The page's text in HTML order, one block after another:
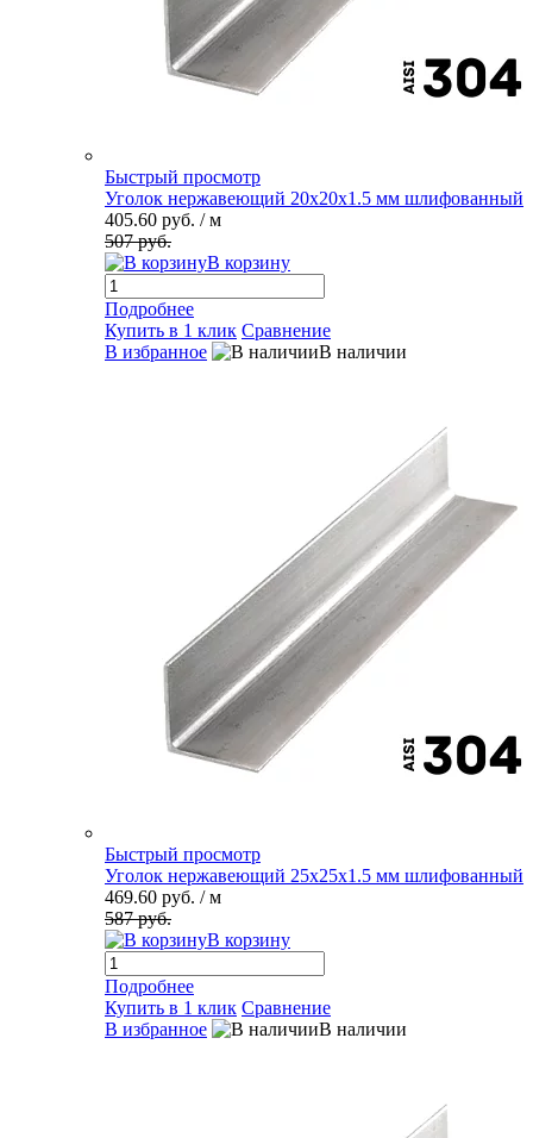
Быстрый просмотр
Уголок нержавеющий 20х20х1.5 мм шлифованный
405.60 руб. / м
507 руб.
В корзину
Подробнее
Купить в 1 клик Сравнение
В избранное
В наличии
Быстрый просмотр
Уголок нержавеющий 25х25х1.5 мм шлифованный
469.60 руб. / м
587 руб.
В корзину
Подробнее
Купить в 1 клик Сравнение
В избранное
В наличии